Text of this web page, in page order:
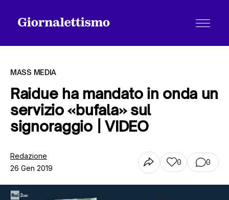
Tutti gli articoli
Chi siamo
Contatti
MASS MEDIA
Raidue ha mandato in onda un
servizio «bufala» sul
signoraggio | VIDEO
Redazione
26 Gen 2019
0 0